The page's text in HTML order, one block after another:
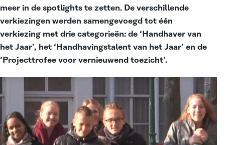
meer in de spotlights te zetten. De verschillende
verkiezingen werden samengevoegd tot één
verkiezing met drie categorieën: de ‘Handhaver van
het Jaar’, het ‘Handhavingstalent van het Jaar’ en de
‘Projecttrofee voor vernieuwend toezicht’.